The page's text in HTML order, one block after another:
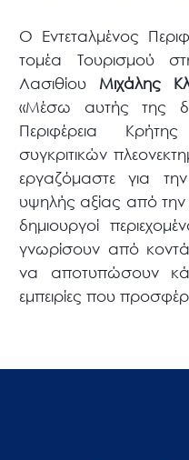
Ο Εντεταλμένος
τομέα Τουρισμού
Λασιθίου Μιχάλης
«Μέσω αυτής της
Περιφέρεια
συγκριτικών
εργαζόμαστε για
υψηλής αξίας από την
δημιουργοί
γνωρίσουν από κοντά
να αποτυπώσουν
εμπειρίες που